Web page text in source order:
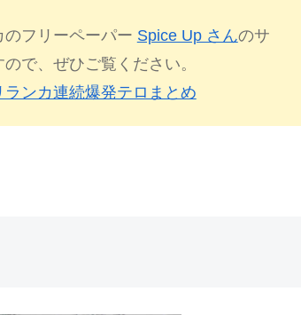
フリーペーパー Spice Up さんのサ
で、ぜひご覧ください。
ランカ連続爆発テロまとめ